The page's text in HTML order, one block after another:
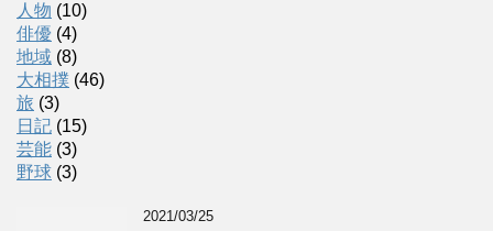
人物 (10)
俳優 (4)
地域 (8)
大相撲 (46)
旅 (3)
日記 (15)
芸能 (3)
野球 (3)
2021/03/25